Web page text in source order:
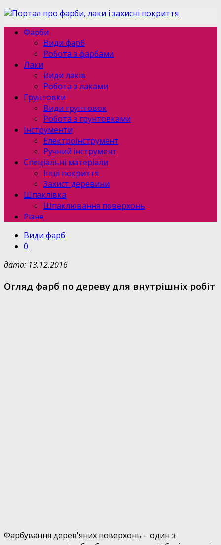
Фарби
Види фарб
Робота з фарбами
Лаки
Види лаків
Робота з лаками
Грунтовки
Види грунтовок
Робота з грунтовками
Інструменти
Електроінструмент
Ручний інструмент
Спеціальні матеріали
Інші покриття
Захист деревини
Шпаклівка
Шпаклювання поверхонь
Різне
Види фарб
0
дата: 13.12.2016
Огляд фарб по дереву для внутрішніх робіт
Фарбування дерев'яних поверхонь – один з